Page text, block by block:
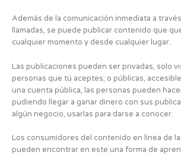
Además de la comunicación inmediata a
llamadas, se puede publicar contenido que
cualquier momento y desde cualquier lugar.
Las publicaciones pueden ser privadas, solo
personas que tú aceptes; o públicas,
una cuenta pública, las personas pueden
pudiendo llegar a ganar dinero con sus
algún negocio, usarlas para darse a conocer.
Los consumidores del contenido en línea de
pueden encontrar en este una forma de